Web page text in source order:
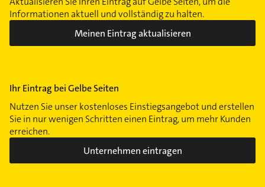
Informationen aktuell und vollständig zu halten.
Meinen Eintrag aktualisieren
Ihr Eintrag bei Gelbe Seiten
Nutzen Sie unser kostenloses Einstiegsangebot und erstellen
Sie in nur wenigen Schritten einen Eintrag, um mehr Kunden
erreichen.
Unternehmen eintragen